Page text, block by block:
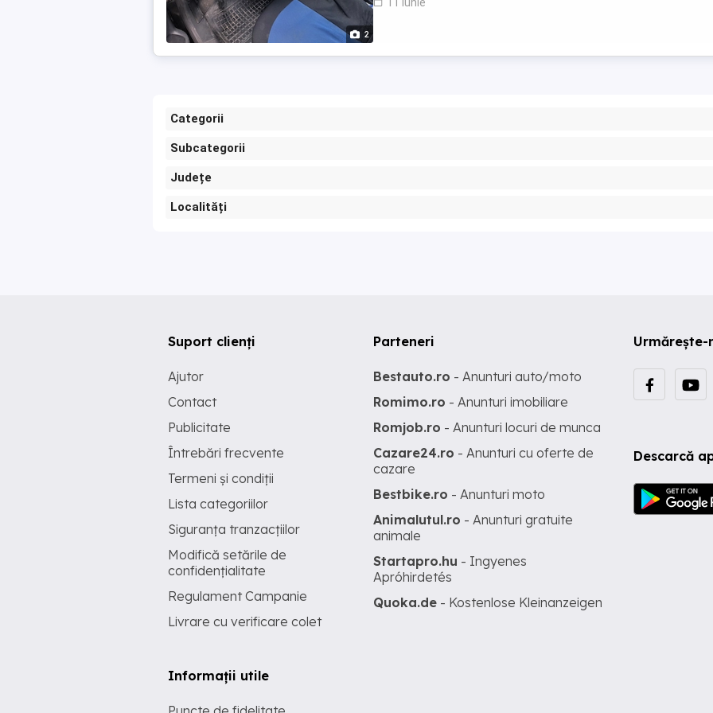
2
Categorii
Subcategorii
Județe
Localități
Urmărește-
Descarcă
Suport clienți
Ajutor
Contact
Publicitate
Întrebări frecvente
Termeni și condiții
Lista categoriilor
Siguranța tranzacțiilor
Modifică setările de
confidențialitate
Regulament Campanie
Livrare cu verificare colet
Informații utile
Parteneri
Bestauto.ro - Anunturi auto/moto
Romimo.ro - Anunturi imobiliare
Romjob.ro - Anunturi locuri de munca
Cazare24.ro - Anunturi cu oferte de
cazare
Bestbike.ro - Anunturi moto
Animalutul.ro - Anunturi gratuite
animale
Startapro.hu - Ingyenes
Apróhirdetés
Quoka.de - Kostenlose Kleinanzeigen